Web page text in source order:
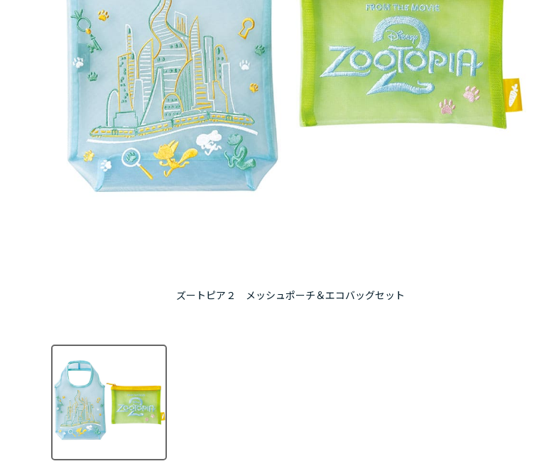
ズートピア２ メッシュポーチ＆エコバッグセット